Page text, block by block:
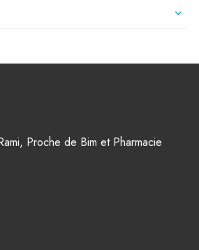
Proche de Bim et Pharmacie